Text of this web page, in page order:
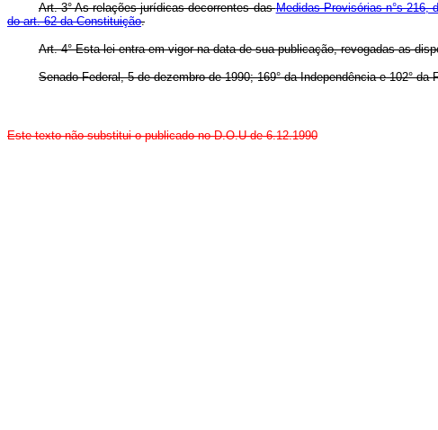
Art. 3° As relações jurídicas decorrentes dasMedidas Provisórias n°s 216,
do art. 62 da Constituição.
Art. 4° Esta lei entra em vigor na data de sua publicação, revogadas as
Senado Federal, 5 de dezembro de 1990; 169° da Independência e 102° da
Este texto não substitui o publicado no D.O.U de 6.12.1990